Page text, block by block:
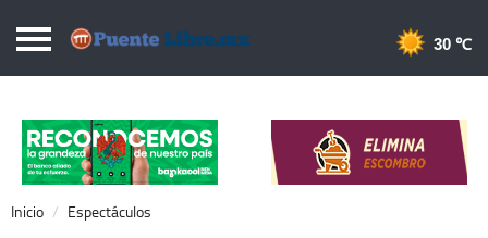
Puentelibre.mx
Local
Nacional
Opinión
30 ℃
Inicio Espectáculos